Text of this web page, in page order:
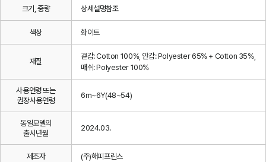
크기, 중량 상세설명참조
색상 화이트
재질
겉감: Cotton 100%, 안감: Polyester 65% + Cotton 35%,
매쉬: Polyester 100%
사용연령 또는
권장사용연령
6m~6Y(48~54)
동일모델의
출시년월
2024.03.
제조자 (주)해피프린스